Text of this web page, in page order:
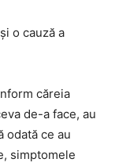
o cauză a
căreia
de-a face, au
odată ce au
simptomele